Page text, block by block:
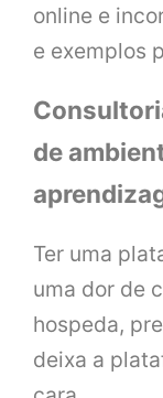
online e
e exemplos
de
Ter uma
uma dor de
hospeda,
deixa a